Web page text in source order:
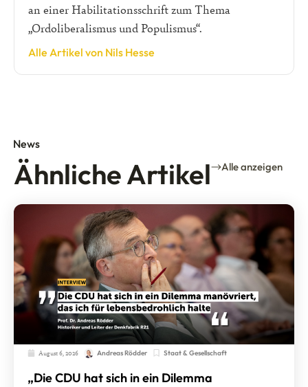
an einer Habilitationsschrift zum Thema
„Ordoliberalismus und Populismus“.
Alle Artikel von Nils Hesse
News
Ähnliche Artikel Alle anzeigen
August 6, 2026 Andreas Rödder Staat & Gesellschaft
„Die CDU hat sich in ein Dilemma